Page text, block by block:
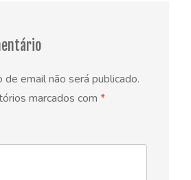
de email não será publicado.
marcados com *